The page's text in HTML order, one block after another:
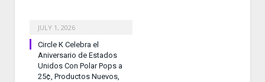
JULY 1, 2026
Circle K Celebra el
Aniversario de Estados
Unidos Con Polar Pops a
25¢, Productos Nuevos,